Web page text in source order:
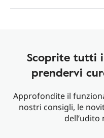
Scoprite tutti
prendervi
Approfondite il
nostri consigli, le
dell’udito